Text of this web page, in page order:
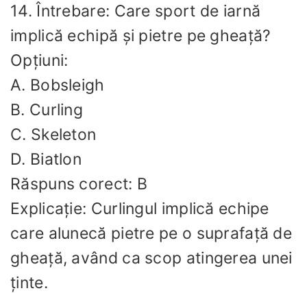
14. Întrebare: Care sport de iarnă
implică echipă și pietre pe gheață?
Opțiuni:
A. Bobsleigh
B. Curling
C. Skeleton
D. Biatlon
Răspuns corect: B
Explicație: Curlingul implică echipe
care alunecă pietre pe o suprafață de
gheață, având ca scop atingerea unei
ținte.